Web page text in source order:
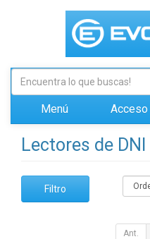
Menú Acceso
Lectores de DNI
Filtro
Ant.